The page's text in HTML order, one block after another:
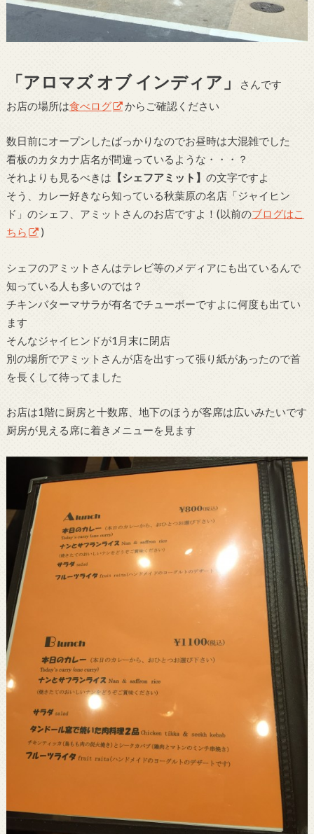
「アロマズ オブ インディア」
さんです
お店の場所は食べログ からご確認ください
数日前にオープンしたばっかりなのでお昼時は大混雑でした
看板のカタカナ店名が間違っているような・・・？
それよりも見るべきは 【シェフアミット】 の文字ですよ
そう、カレー好きなら知っている秋葉原の名店「ジャイヒン
ド」のシェフ、アミットさんのお店ですよ！(以前のブログはこ
ちら
)
シェフのアミットさんはテレビ等のメディアにも出ているんで
知っている人も多いのでは？
チキンバターマサラが有名でチューボーですよに何度も出てい
ます
そんなジャイヒンドが1月末に閉店
別の場所でアミットさんが店を出すって張り紙があったので首
を長くして待ってました
お店は1階に厨房と十数席、地下のほうが客席は広いみたいです
厨房が見える席に着きメニューを見ます